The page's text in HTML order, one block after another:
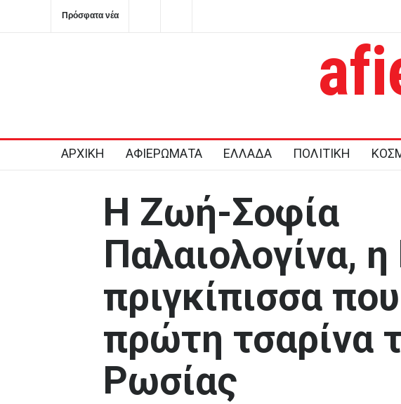
Πρόσφατα νέα
Σας
του
ΑΡΧΙΚΗ ΑΦΙΕΡΩΜΑΤΑ ΕΛΛΑΔΑ ΠΟΛΙΤΙΚΗ
Η Ζωή-Σοφία
Παλαιολογίνα, η
πριγκίπισσα
πρώτη τσαρίνα
Ρωσίας